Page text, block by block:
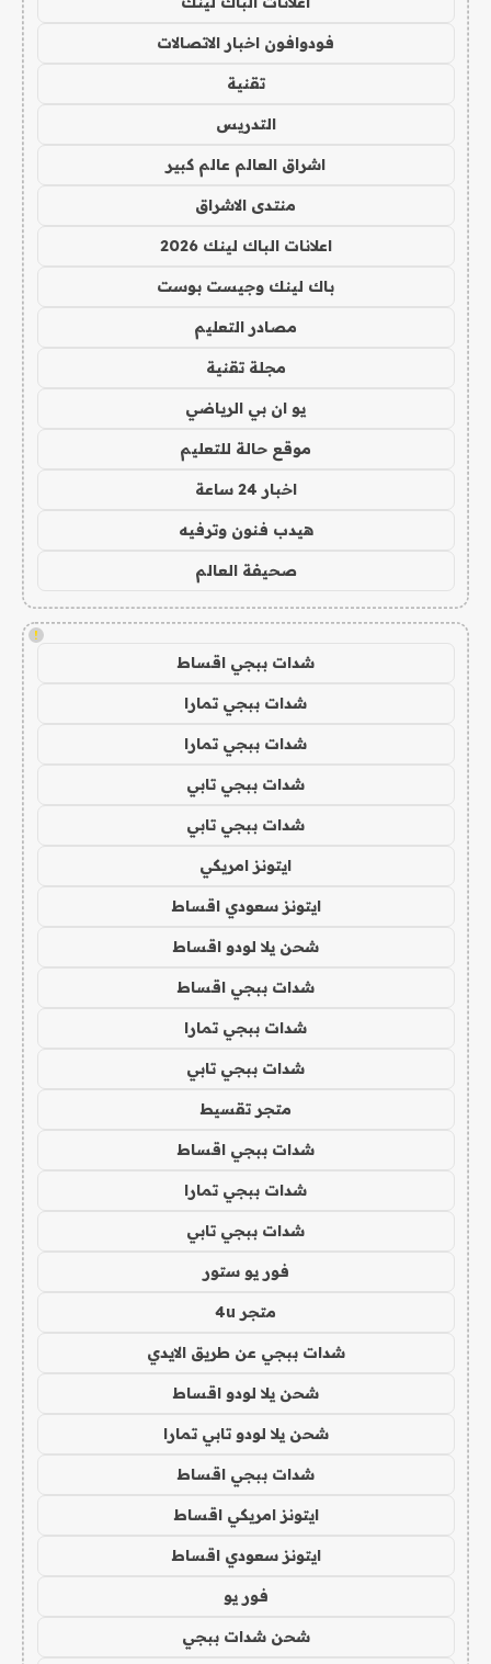
فودوافون اخبار الاتصالات
تقنية
التدريس
اشراق العالم عالم كبير
منتدى الاشراق
اعلانات الباك لينك 2026
باك لينك وجيست بوست
مصادر التعليم
مجلة تقنية
يو ان بي الرياضي
موقع حالة للتعليم
اخبار 24 ساعة
هيدب فنون وترفيه
صحيفة العالم
!
شدات ببجي اقساط
شدات ببجي تمارا
شدات ببجي تمارا
شدات ببجي تابي
شدات ببجي تابي
ايتونز امريكي
ايتونز سعودي اقساط
شحن يلا لودو اقساط
شدات ببجي اقساط
شدات ببجي تمارا
شدات ببجي تابي
متجر تقسيط
شدات ببجي اقساط
شدات ببجي تمارا
شدات ببجي تابي
فور يو ستور
متجر 4u
شدات ببجي عن طريق الايدي
شحن يلا لودو اقساط
شحن يلا لودو تابي تمارا
شدات ببجي اقساط
ايتونز امريكي اقساط
ايتونز سعودي اقساط
فور يو
شحن شدات ببجي